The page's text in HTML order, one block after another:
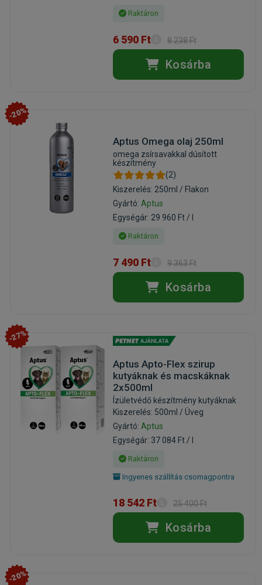
Raktáron
6 590 Ft 8 238 Ft
Kosárba
-20%
Aptus Omega olaj 250ml
omega zsírsavakkal dúsított
készítmény
(2)
Kiszerelés: 250ml / Flakon
Gyártó: Aptus
Egységár: 29 960 Ft / l
Raktáron
7 490 Ft 9 363 Ft
Kosárba
-27%
Aptus Apto-Flex szirup
kutyáknak és macskáknak
2x500ml
Ízületvédő készítmény kutyáknak
Kiszerelés: 500ml / Üveg
Gyártó: Aptus
Egységár: 37 084 Ft / l
Raktáron
Ingyenes szállítás csomagpontra
18 542 Ft 25 400 Ft
Kosárba
-20%